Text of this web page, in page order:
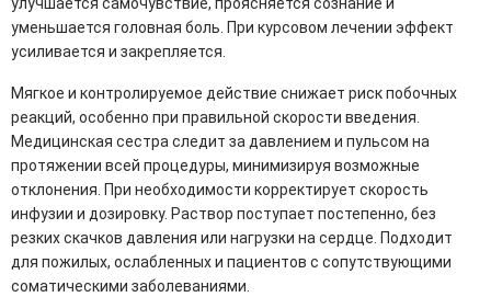
улучшается самочувствие, проясняется сознание и
уменьшается головная боль. При курсовом лечении эффект
усиливается и закрепляется.
Мягкое и контролируемое действие снижает риск побочных
реакций, особенно при правильной скорости введения.
Медицинская сестра следит за давлением и пульсом на
протяжении всей процедуры, минимизируя возможные
отклонения. При необходимости корректирует скорость
инфузии и дозировку. Раствор поступает постепенно, без
резких скачков давления или нагрузки на сердце. Подходит
для пожилых, ослабленных и пациентов с сопутствующими
соматическими заболеваниями.